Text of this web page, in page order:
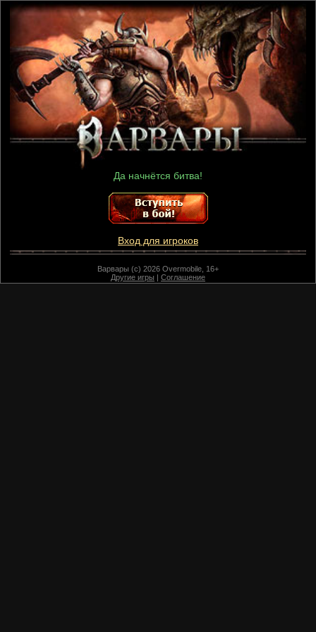
Да начнётся битва!
Вход для игроков
Варвары (c) 2026 Overmobile, 16+
Другие игры | Соглашение